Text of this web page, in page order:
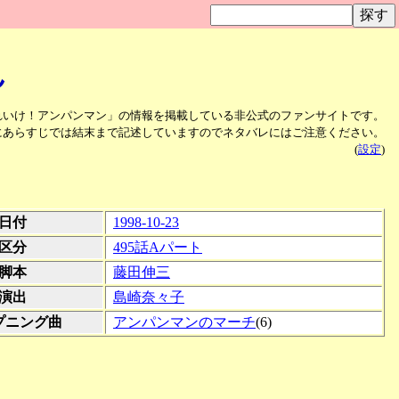
け！アンパンマン」の情報を掲載している非公式のファンサイトです。
らすじでは結末まで記述していますのでネタバレにはご注意ください。
(設定)
日付
1998-10-23
区分
495話Aパート
脚本
藤田伸三
出
島崎奈々子
ニング曲
アンパンマンのマーチ(6)